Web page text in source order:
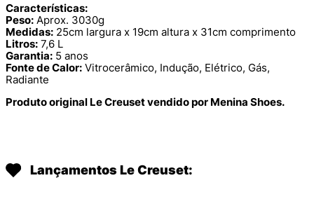
Características:
Peso: Aprox. 3030g
Medidas: 25cm largura x 19cm altura x 31cm comprimento
Litros: 7,6 L
Garantia: 5 anos
Fonte de Calor: Vitrocerâmico, Indução, Elétrico, Gás,
Radiante
Produto original Le Creuset vendido por Menina Shoes.
Lançamentos Le Creuset: